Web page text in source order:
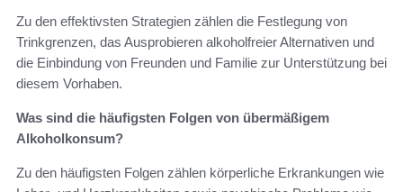
Zu den effektivsten Strategien zählen die Festlegung von
Trinkgrenzen, das Ausprobieren alkoholfreier Alternativen und
die Einbindung von Freunden und Familie zur Unterstützung bei
diesem Vorhaben.
Was sind die häufigsten Folgen von übermäßigem
Alkoholkonsum?
Zu den häufigsten Folgen zählen körperliche Erkrankungen wie